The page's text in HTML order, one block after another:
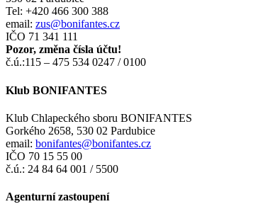
Tel: +420 466 300 388
email: zus@bonifantes.cz
IČO 71 341 111
Pozor, změna čísla účtu!
č.ú.:115 – 475 534 0247 / 0100
Klub BONIFANTES
Klub Chlapeckého sboru BONIFANTES
Gorkého 2658, 530 02 Pardubice
email: bonifantes@bonifantes.cz
IČO 70 15 55 00
č.ú.: 24 84 64 001 / 5500
Agenturní zastoupení